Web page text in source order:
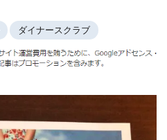
ダイナースクラブ